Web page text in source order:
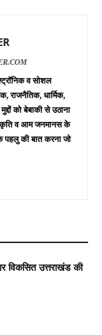
व सोशल
राजनैतिक, धार्मिक,
को बेबाकी से उठाना
व आम जनमानस के
पहलु की बात करना जो
विकसित उत्तराखंड की